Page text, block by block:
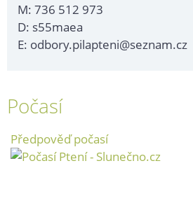
M: 736 512 973
D: s55maea
E: odbory.pilapteni@seznam.cz
Počasí
Předpověď počasí